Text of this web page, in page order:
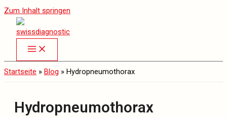
Zum Inhalt springen
Startseite » Blog » Hydropneumothorax
Hydropneumothorax